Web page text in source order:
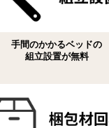
手間のかかるベッドの
組立設置が無料